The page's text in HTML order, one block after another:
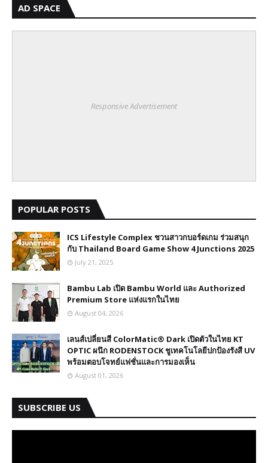
AD SPACE
Responsive Advertisement
POPULAR POSTS
ICS Lifestyle Complex ชวนสาวกบอร์ดเกม ร่วมสนุก
กับ Thailand Board Game Show 4 Junctions 2025
July 21, 2025
Bambu Lab เปิด Bambu World และ Authorized
Premium Store แห่งแรกในไทย
August 04, 2026
เลนส์เปลี่ยนสี ColorMatic® Dark เปิดตัวในไทย​ KT
OPTIC ผนึก RODENSTOCK ชูเทคโนโลยีปกป้องรังสี UV
พร้อมตอบโจทย์แฟชั่นและการมองเห็น
August 01, 2026
SUBSCRIBE US